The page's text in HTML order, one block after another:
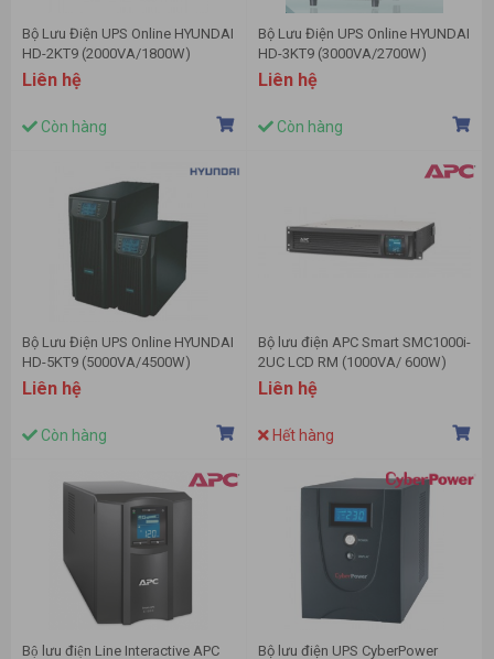
Bộ Lưu Điện UPS Online HYUNDAI
HD-2KT9 (2000VA/1800W)
Liên hệ
Còn hàng
Bộ Lưu Điện UPS Online HYUNDAI
HD-3KT9 (3000VA/2700W)
Liên hệ
Còn hàng
Bộ Lưu Điện UPS Online HYUNDAI
HD-5KT9 (5000VA/4500W)
Liên hệ
Còn hàng
Bộ lưu điện APC Smart SMC1000i-
2UC LCD RM (1000VA/ 600W)
Liên hệ
Hết hàng
Bộ lưu điện Line Interactive APC
Bộ lưu điện UPS CyberPower